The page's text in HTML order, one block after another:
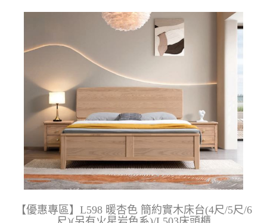
【優惠專區】L598 暖杏色 簡約實木床台(4尺/5尺/6